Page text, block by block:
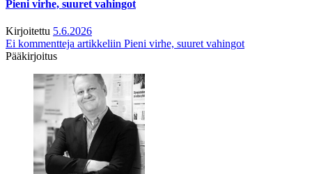
Pieni virhe, suuret vahingot
Kirjoitettu 5.6.2026
Ei kommentteja artikkeliin Pieni virhe, suuret vahingot
Pääkirjoitus